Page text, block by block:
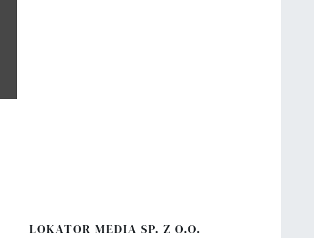
LOKATOR MEDIA SP. Z O.O.